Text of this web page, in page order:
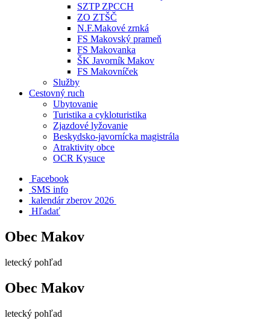
SZTP ZPCCH
ZO ZTŠČ
N.F.Makové zrnká
FS Makovský prameň
FS Makovanka
ŠK Javorník Makov
FS Makovníček
Služby
Cestovný ruch
Ubytovanie
Turistika a cykloturistika
Zjazdové lyžovanie
Beskydsko-javornícka magistrála
Atraktivity obce
OCR Kysuce
Facebook
SMS info
​ kalendár zberov 2026
Hľadať
Obec Makov
letecký pohľad
Obec Makov
letecký pohľad